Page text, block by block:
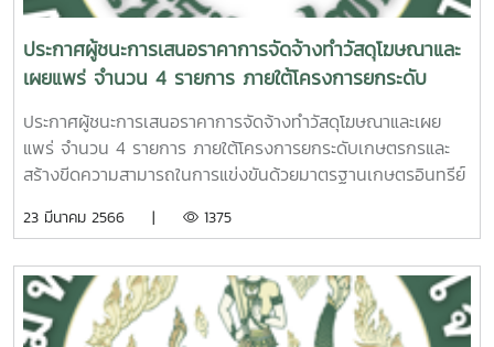
ประกาศผู้ชนะการเสนอราคาการจัดจ้างทำวัสดุโฆษณาและ
เผยแพร่ จำนวน 4 รายการ ภายใต้โครงการยกระดับ
เกษตรกรและสร้างขีดความสามารถในการแข่งขันด้วย
มาตรฐานเกษตรอินทรีย์สากล โดยวิธีเฉพาะเจาะจง
ประกาศผู้ชนะการเสนอราคาการจัดจ้างทำวัสดุโฆษณาและเผย
แพร่ จำนวน 4 รายการ ภายใต้โครงการยกระดับเกษตรกรและ
สร้างขีดความสามารถในการแข่งขันด้วยมาตรฐานเกษตรอินทรีย์
23 มีนาคม 2566 | 1375